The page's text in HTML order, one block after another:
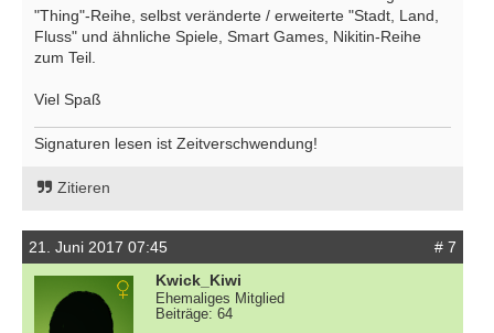
"Thing"-Reihe, selbst veränderte / erweiterte "Stadt, Land,
Fluss" und ähnliche Spiele, Smart Games, Nikitin-Reihe
zum Teil.
Viel Spaß
Signaturen lesen ist Zeitverschwendung!
Zitieren
21. Juni 2017 07:45
# 7
Kwick_Kiwi
Ehemaliges Mitglied
Beiträge: 64